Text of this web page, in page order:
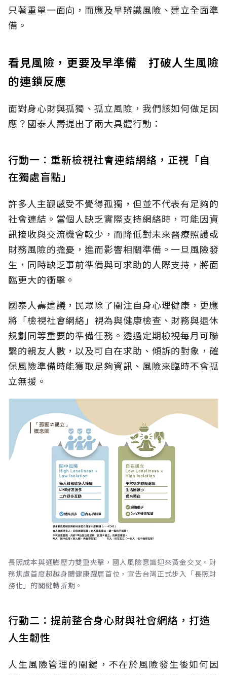
只著重單一面向，而應及早辨識風險、建立全面準
備。
看見風險，更要及早準備 打破人生風險
的連鎖反應
面對身心財與孤獨、孤立風險，我們該如何做足因
應？國泰人壽提出了兩大具體行動：
行動一：重新檢視社會連結網絡，正視「自
在獨處盲點」
許多人主觀感受不覺得孤獨，但並不代表有足夠的
社會連結。當個人缺乏實際支持網絡時，可能因資
訊接收與交流機會較少，而降低對未來醫療照護或
財務風險的擔憂，進而影響相關準備。一旦風險發
生，同時缺乏事前準備與可求助的人際支持，將面
臨更大的衝擊。
國泰人壽建議，民眾除了關注自身心理健康，更應
將「檢視社會網絡」視為與健康檢查、財務與退休
規劃同等重要的準備任務。透過定期檢視每月可聯
繫的親友人數，以及可自在求助、傾訴的對象，確
保風險準備時能獲取足夠資訊、風險來臨時不會孤
立無援。
長照成本與通膨壓力雙重夾擊，國人風險意識迎來黃金交叉。財
務焦慮首度超越身體健康躍居首位，宣告台灣正式步入「長照財
務化」的關鍵轉折期。
行動二：提前整合身心財與社會網絡，打造
人生韌性
人生風險管理的關鍵，不在於風險發生後如何因